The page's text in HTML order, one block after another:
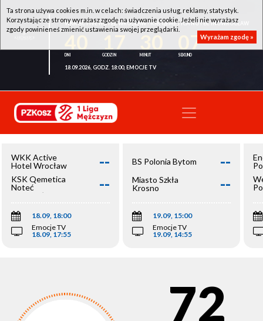
WKK ACTIVE HOTEL WROCŁAW - KSK QEMETICA NOTEĆ INOWROCŁAW
07
18.09.2026, GODZ. 18:00, EMOCJE TV
WKK Active
Hotel Wrocław
--
KSK Qemetica
Noteć
Inowrocław
--
18.09, 18:00
Emocje TV
18.09, 17:55
BS Polonia Bytom --
Miasto Szkła
Krosno
--
19.09, 15:00
Emocje TV
19.09, 14:55
72
Ta strona używa cookies m.in. w celach: świadczenia usług, reklamy, statystyk.
Korzystając ze strony wyrażasz zgodę na używanie cookie. Jeżeli nie wyrażasz
zgody powinieneś zmienić ustawienia swojej przeglądarki.
Wyrażam zgodę »